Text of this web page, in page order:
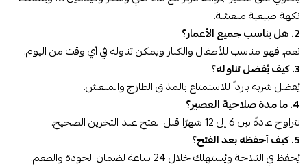
نكهة طبيعية منعشة.
2. هل يناسب جميع الأعمار؟
نعم، فهو مناسب للأطفال والكبار ويمكن تناوله في أي وقت من اليوم.
3. كيف يُفضل تناوله؟
يُفضل شربه بارداً للاستمتاع بالمذاق الطازج والمنعش.
4. ما مدة صلاحية العصير؟
تتراوح عادةً بين 6 إلى 12 شهرًا قبل الفتح عند التخزين الصحيح.
5. كيف أحفظه بعد الفتح؟
يُحفظ في الثلاجة ويُستهلك خلال 24 ساعة لضمان الجودة والطعم.